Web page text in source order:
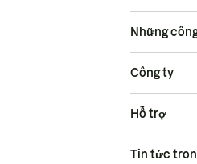
Những
Công ty
Hỗ trợ
Tin tức